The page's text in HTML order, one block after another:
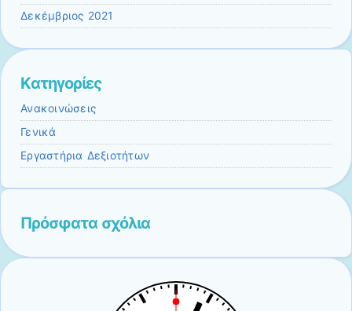
Δεκέμβριος 2021
Kατηγορίες
Ανακοινώσεις
Γενικά
Εργαστήρια Δεξιοτήτων
Πρόσφατα σχόλια